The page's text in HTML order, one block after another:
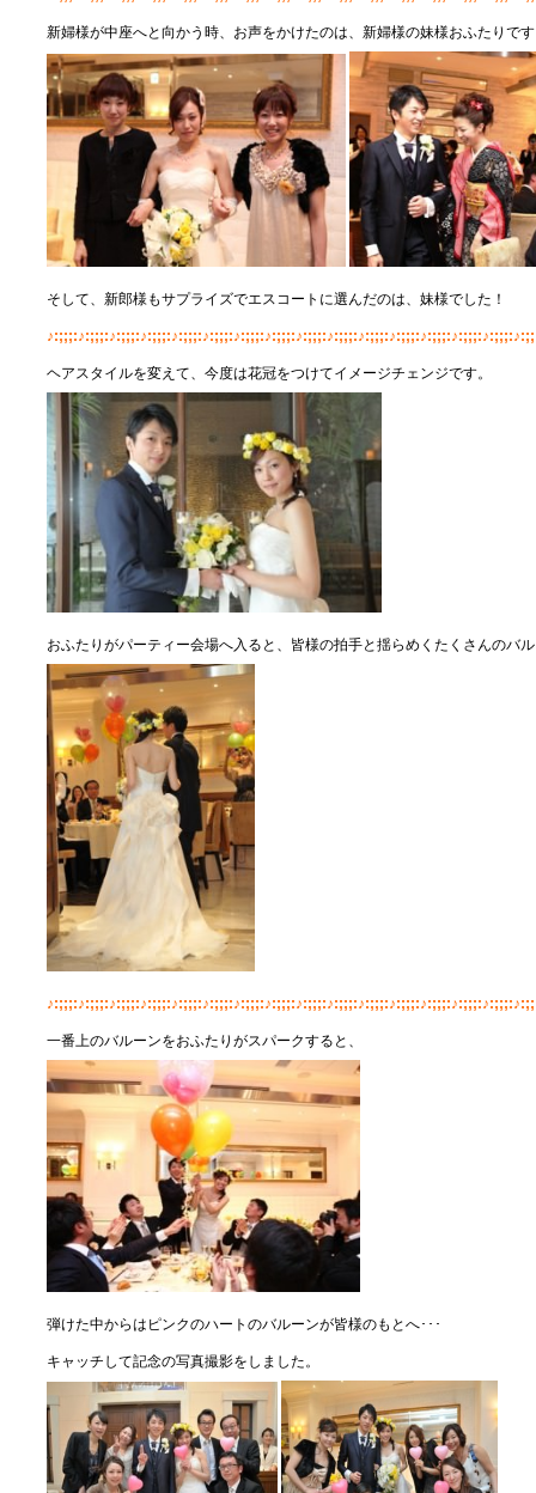
新婦様が中座へと向かう時、お声をかけたのは、新婦様の妹様おふたりで
そして、新郎様もサプライズでエスコートに選んだのは、妹様でした！
ヘアスタイルを変えて、今度は花冠をつけてイメージチェンジです。
おふたりがパーティー会場へ入ると、皆様の拍手と揺らめくたくさんのバ
一番上のバルーンをおふたりがスパークすると、
弾けた中からはピンクのハートのバルーンが皆様のもとへ･･･
キャッチして記念の写真撮影をしました。